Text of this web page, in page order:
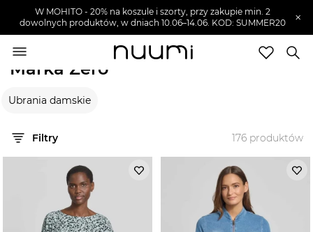
W MOHITO - 20% na koszule i szorty, przy zakupie min. 2
dowolnych produktów, w dniach 10.06–14.06. KOD: SUMMER20
×
Wyprzedaże
Marka Zero
Ubrania damskie
Filtry 176 produktów